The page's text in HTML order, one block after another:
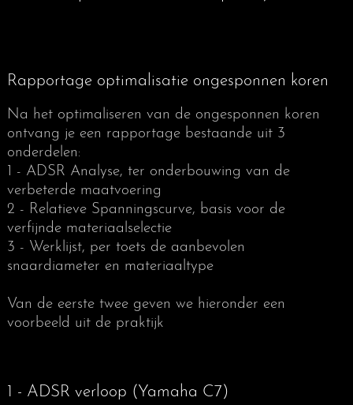
Ogen en afwerkingen
Discant Rapportage
Luister en Vergelijk
Analyse Voorbeelden
Onderzoek Axiale Spanning
Onderzoek Radiale Spanning
Onderzoek Onderliggend Koper
Veel gestelde vragen
Contact
Barenboim Concert Vleugel
Quality Strings en het milieu
Juridische Informatie
PIANIST 5-2019
Mijn account
(0)
Rapportage optimalisatie ongesponnen koren
Na het optimaliseren van de ongesponnen koren
ontvang je een rapportage bestaande uit 3
onderdelen:
1 - ADSR Analyse, ter onderbouwing van de
verbeterde maatvoering
2 - Relatieve Spanningscurve, basis voor de
verfijnde materiaalselectie
3 - Werklijst, per toets de aanbevolen
snaardiameter en materiaaltype
Van de eerste twee geven we hieronder een
voorbeeld uit de praktijk
1 - ADSR verloop (Yamaha C7)